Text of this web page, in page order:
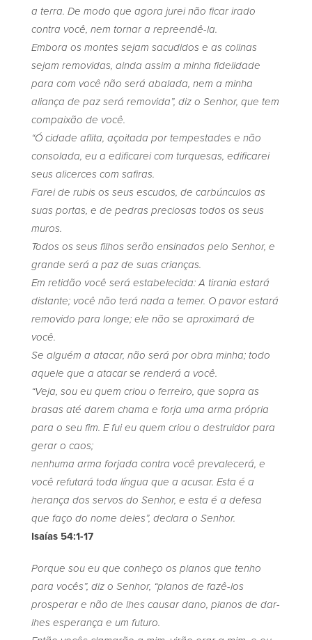
a terra. De modo que agora jurei não ficar irado
contra você, nem tornar a repreendê-la.
Embora os montes sejam sacudidos e as colinas
sejam removidas, ainda assim a minha fidelidade
para com você não será abalada, nem a minha
aliança de paz será removida”, diz o Senhor, que tem
compaixão de você.
“Ó cidade aflita, açoitada por tempestades e não
consolada, eu a edificarei com turquesas, edificarei
seus alicerces com safiras.
Farei de rubis os seus escudos, de carbúnculos as
suas portas, e de pedras preciosas todos os seus
muros.
Todos os seus filhos serão ensinados pelo Senhor, e
grande será a paz de suas crianças.
Em retidão você será estabelecida: A tirania estará
distante; você não terá nada a temer. O pavor estará
removido para longe; ele não se aproximará de
você.
Se alguém a atacar, não será por obra minha; todo
aquele que a atacar se renderá a você.
“Veja, sou eu quem criou o ferreiro, que sopra as
brasas até darem chama e forja uma arma própria
para o seu fim. E fui eu quem criou o destruidor para
gerar o caos;
nenhuma arma forjada contra você prevalecerá, e
você refutará toda língua que a acusar. Esta é a
herança dos servos do Senhor, e esta é a defesa
que faço do nome deles”, declara o Senhor.
Isaías 54:1-17
Porque sou eu que conheço os planos que tenho
para vocês”, diz o Senhor, “planos de fazê-los
prosperar e não de lhes causar dano, planos de dar-
lhes esperança e um futuro.